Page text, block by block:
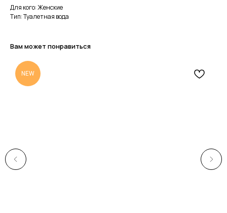
Для кого: Женские
Тип: Туалетная вода
Вам может понравиться
NEW